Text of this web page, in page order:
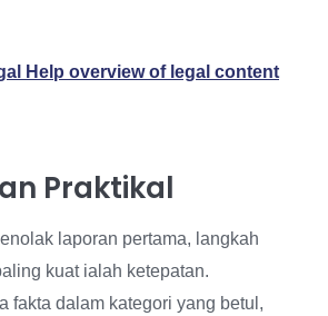
Help overview of legal content
Praktikal
laporan pertama, langkah
kuat ialah ketepatan.
fakta dalam kategori yang betul,